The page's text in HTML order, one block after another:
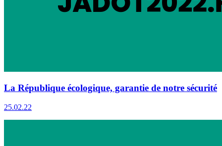
La République écologique, garantie de notre sécurité
25.02.22